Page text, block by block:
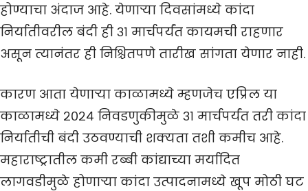
होण्याचा अंदाज आहे. येणाऱ्या दिवसांमध्ये कांदा
निर्यातीवरील बंदी ही ३१ मार्चपर्यंत कायमची राहणार
असून त्यानंतर ही निश्चितपणे तारीख सांगता येणार नाही.
कारण आता येणाऱ्या काळामध्ये म्हणजेच एप्रिल या
काळामध्ये २०२४ निवडणुकीमुळे ३१ मार्चपर्यंत तरी कांदा
निर्यातीची बंदी उठवण्याची शक्यता तशी कमीच आहे.
महाराष्ट्रातील कमी रब्बी कांद्याच्या मर्यादित
लागवडीमुळे होणाऱ्या कांदा उत्पादनामध्ये खूप मोठी घट